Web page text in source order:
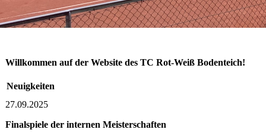
Willkommen auf der Website des TC Rot-Weiß Bodenteich!
Neuigkeiten
27.09.2025
Finalspiele der internen Meisterschaften